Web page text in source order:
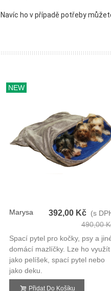
Navíc ho v případě potřeby
NEW
Marysa
392,00 Kč (s
490,00
Spací pytel pro kočky, psy a
domácí mazlíčky. Lze ho využít
jako pelíšek, spací pytel nebo
jako deku.
Přidat Do Košíku